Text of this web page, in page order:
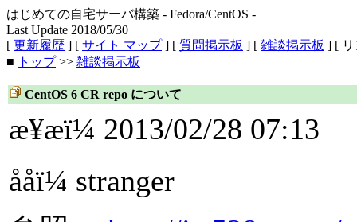
はじめての自宅サーバ構築 - Fedora/CentOS -
Last Update 2018/05/30
[ 更新履歴 ] [ サイト マップ] [ 質問掲示板 ] [ 雑談掲示板 ] [
■
トップ>> 雑談掲示板
CentOS 6 CR repo について
æ¥æï¼ 2013/02/28 07:13
ååï¼ stranger